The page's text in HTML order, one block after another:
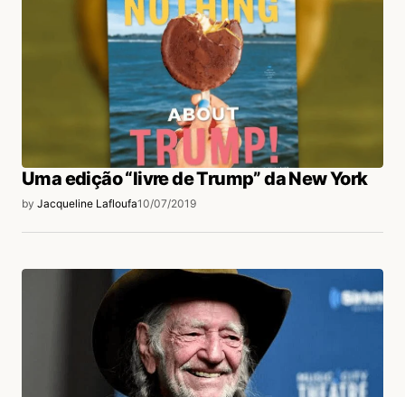
Uma edição “livre de Trump” da New York
by Jacqueline Lafloufa10/07/2019